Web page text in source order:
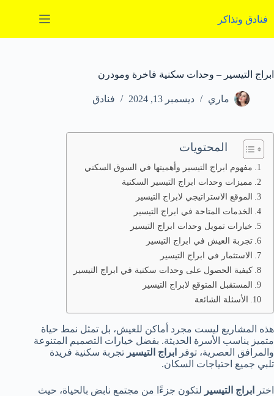
إلى
المحتوى
فنادق وتذاكر
ابراج التيسير – وحدات سكنية فاخرة ومودرن
ماري ديسمبر 13, 2024 فنادق
المحتويات
مفهوم ابراج التيسير وأهميتها في السوق السكني
مميزات وحدات ابراج التيسير السكنية
الموقع الاستراتيجي لابراج التيسير
الخدمات المتاحة في ابراج التيسير
خيارات تمويل وحدات ابراج التيسير
تجربة العيش في ابراج التيسير
الاستثمار في ابراج التيسير
كيفية الحصول على وحدات سكنية في ابراج التيسير
المستقبل المتوقع لابراج التيسير
الأسئلة الشائعة
هذه المشاريع ليست مجرد أماكن للعيش، بل تمثل نمط حياة
متميز يناسب الأسرة الحديثة. بفضل خيارات التصميم المتنوعة
والمرافق العصرية، توفر
ابراج التيسير تجربة سكنية فريدة
تلبي جميع احتياجات السكان.
اختر ابراج التيسير لتكون جزءًا من مجتمع نابض بالحياة، حيث